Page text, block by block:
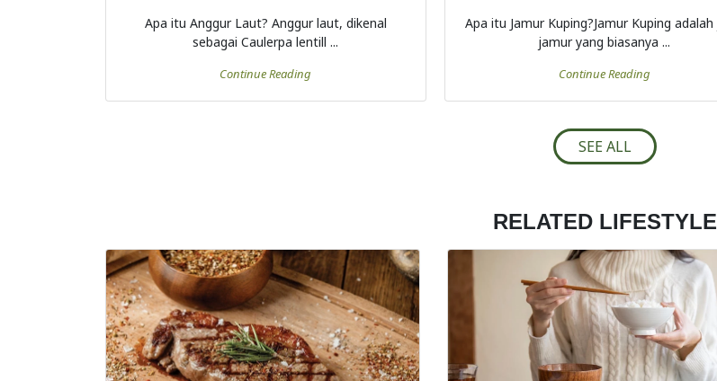
Apa itu Anggur Laut? Anggur laut, dikenal
sebagai Caulerpa lentill ...
Continue Reading
Apa itu Jamur Kuping?Jamur Kuping adalah
jamur yang biasanya ...
Continue Reading
SEE ALL
RELATED LIFESTYLE